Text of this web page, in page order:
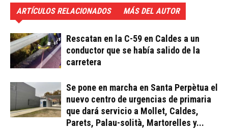
ARTÍCULOS RELACIONADOS MÁS DEL AUTOR
Rescatan en la C-59 en Caldes a un
conductor que se había salido de la
carretera
Se pone en marcha en Santa Perpètua el
nuevo centro de urgencias de primaria
que dará servicio a Mollet, Caldes,
Parets, Palau-solità, Martorelles y...